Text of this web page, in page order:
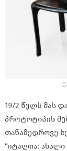
1972 წელს მას
პროტოტიპის
თანამედროვე
“იტალია: ახალი